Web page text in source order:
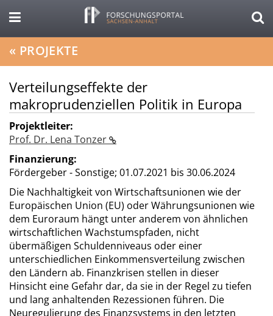
« PROJEKTE
Verteilungseffekte der
makroprudenziellen Politik in Europa
Projektleiter:
Prof. Dr. Lena Tonzer
Finanzierung:
Fördergeber - Sonstige; 01.07.2021 bis 30.06.2024
Die Nachhaltigkeit von Wirtschaftsunionen wie der
Europäischen Union (EU) oder Währungsunionen wie
dem Euroraum hängt unter anderem von ähnlichen
wirtschaftlichen Wachstumspfaden, nicht
übermäßigen Schuldenniveaus oder einer
unterschiedlichen Einkommensverteilung zwischen
den Ländern ab. Finanzkrisen stellen in dieser
Hinsicht eine Gefahr dar, da sie in der Regel zu tiefen
und lang anhaltenden Rezessionen führen. Die
Neuregulierung des Finanzsystems in den letzten